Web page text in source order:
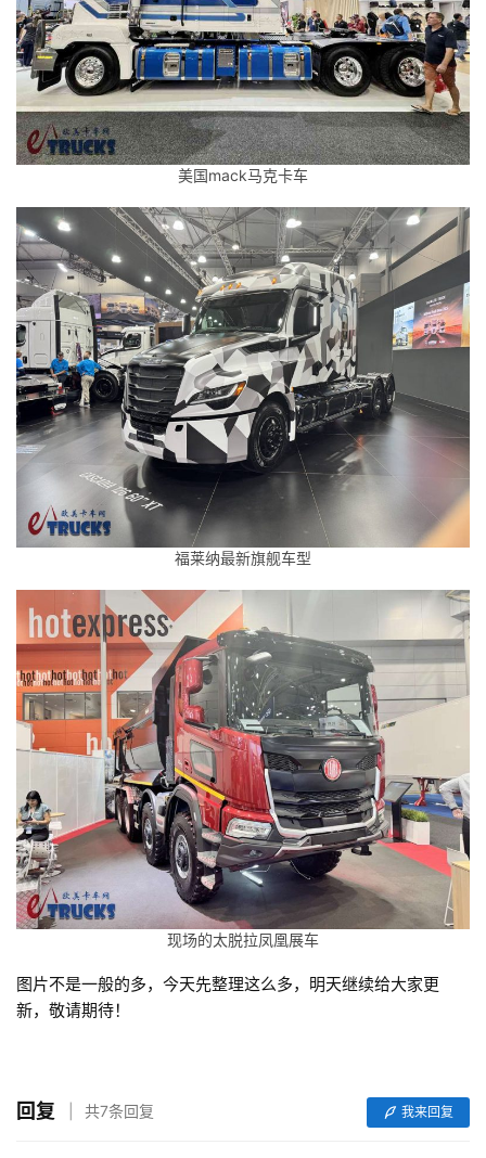
美国mack马克卡车
福莱纳最新旗舰车型
现场的太脱拉凤凰展车
图片不是一般的多，今天先整理这么多，明天继续给大家更
新，敬请期待！
回复 共7条回复 我来回复